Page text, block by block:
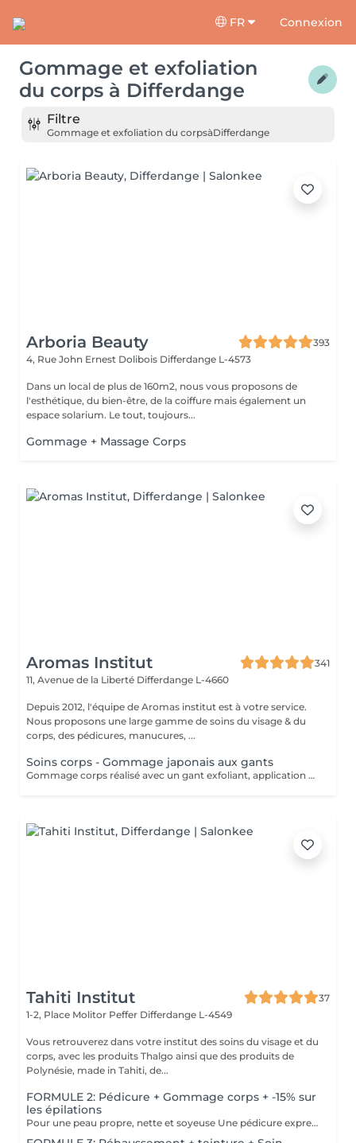
FR Connexion
Gommage et exfoliation
du corps à Differdange
Filtre
Gommage et exfoliation du corpsàDifferdange
Arboria Beauty
393
4, Rue John Ernest Dolibois Differdange L-4573
Dans un local de plus de 160m2, nous vous proposons de
l'esthétique, du bien-être, de la coiffure mais également un
espace solarium. Le tout, toujours...
Gommage + Massage Corps
Aromas Institut
341
11, Avenue de la Liberté Differdange L-4660
Depuis 2012, l'équipe de Aromas institut est à votre service.
Nous proposons une large gamme de soins du visage & du
corps, des pédicures, manucures, ...
Soins corps - Gommage japonais aux gants
Gommage corps réalisé avec un gant exfoliant, application d'une huile hydratante idéale pour une peau douce, lisse. Nous vous prions de bien vouloir respecter votre rendez-vous. En prenant rendez-vous, vous occupez une place, dont une autre personne aurait éventuellement besoin. Tout rendez-vous non annulé 24h en avance, est susceptible d'être facturé. (Si vous ne pouvez pas vous présenter à votre RDV, proposez-le éventuellement à un proche ou à un ami) Toute l'équipe de Aromas Institut vous remercie pour votre respect et votre compréhension.
Tahiti Institut
37
1-2, Place Molitor Peffer Differdange L-4549
Vous retrouverez dans votre institut des soins du visage et du
corps, avec les produits Thalgo ainsi que des produits de
Polynésie, made in Tahiti, de...
FORMULE 2: Pédicure + Gommage corps + -15% sur
les épilations
Pour une peau propre, nette et soyeuse Une pédicure express au choix rape ou trempage + Coupe et limage des ongles Un gommage du corps (Monoï ou coco) parfait pour préparer la peau au bronzage -15 % Sur toutes vos épilations ( à rajouter à votre RDV) Pour plus de précision, n'hésitez pas whatsapp, SMS ou appel au 661 555 858